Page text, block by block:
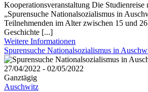
Kooperationsveranstaltung Die Studienreise
„Spurensuche Nationalsozialismus in
Teilnehmenden im Alter zwischen 15 und
Geschichte [...]
Weitere Informationen
Spurensuche Nationalsozialismus in
27/04/2022 - 02/05/2022
Ganztägig
Auschwitz